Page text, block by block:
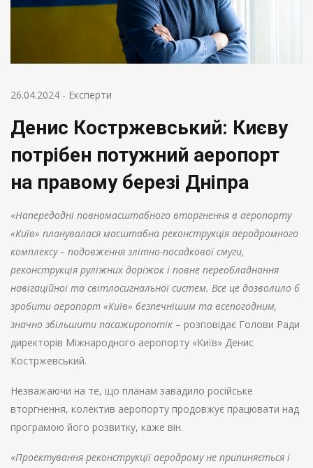
26.04.2024 - Експерти
Денис Костржевський: Києву
потрібен потужний аеропорт
на правому березі Дніпра
«Напередодні повномасштабного вторгнення в аеропорту
«Київ» планувалася масштабна реконструкція аеродромного
комплексу – подовження злітно-посадкової смуги,
реконструкція руліжних доріжок і повне переобладнання
навігаційної та світлосигнальної систем. Все це дозволило б
зробити аеропорт «Київ» безпечнішим та всепогодним,
значно збільшити пасажиропотік – розповідає Голови Ради
директорів Міжнародного аеропорту «Київ» Денис
Костржевський.
Незважаючи на те, що планам завадило російське
вторгнення, колектив аеропорту продовжує працювати над
програмою його розвитку, каже він.
«Проектування реконструкції аеродрому не припиняється і